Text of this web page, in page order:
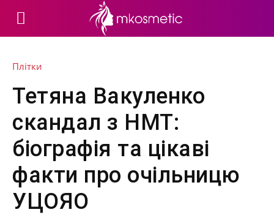
Плітки
Тетяна Вакуленко
скандал з НМТ:
біографія та цікаві
факти про очільницю
УЦОЯО